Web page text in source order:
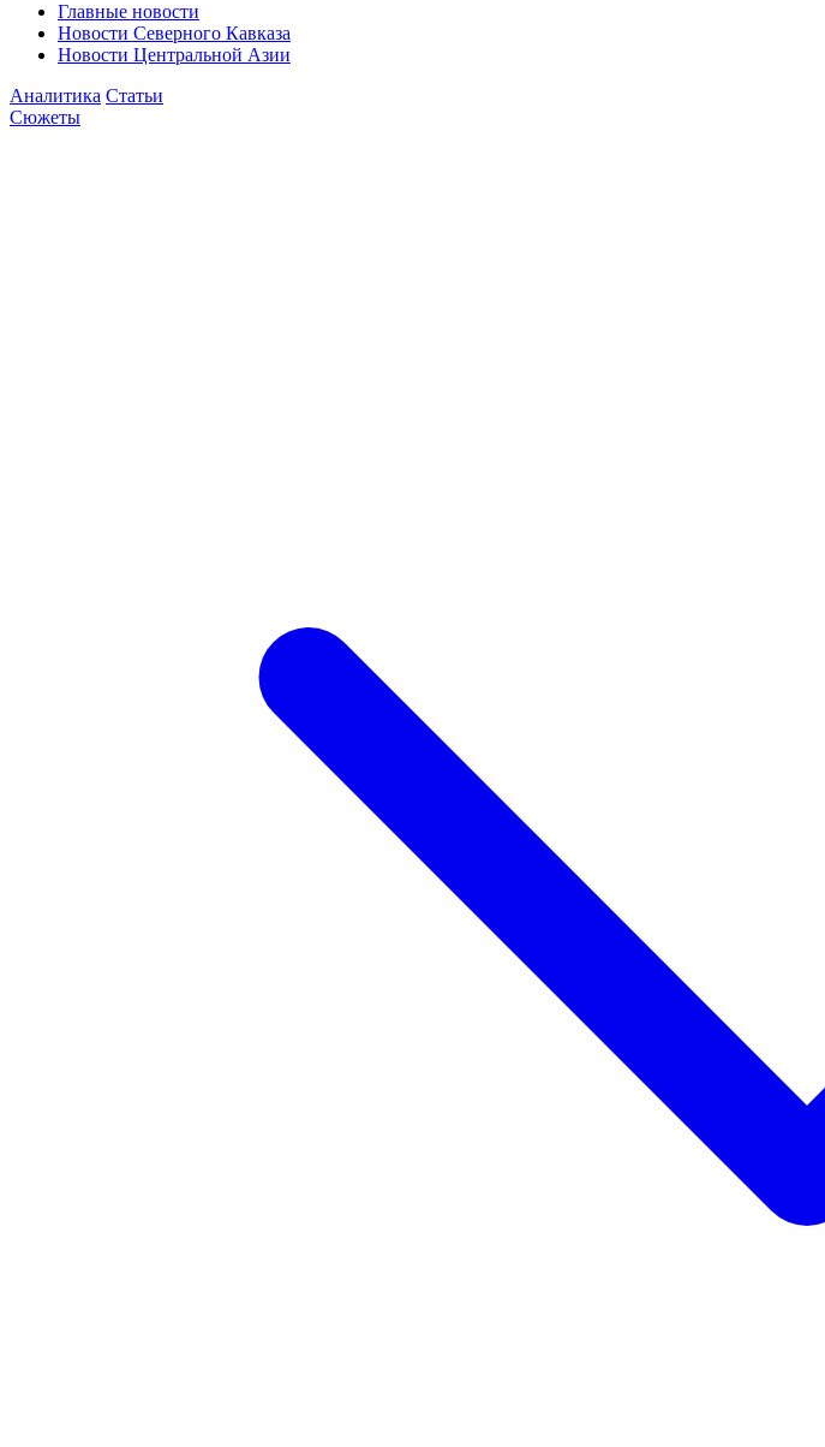
Главные новости
Новости Северного Кавказа
Новости Центральной Азии
Аналитика Статьи
Сюжеты